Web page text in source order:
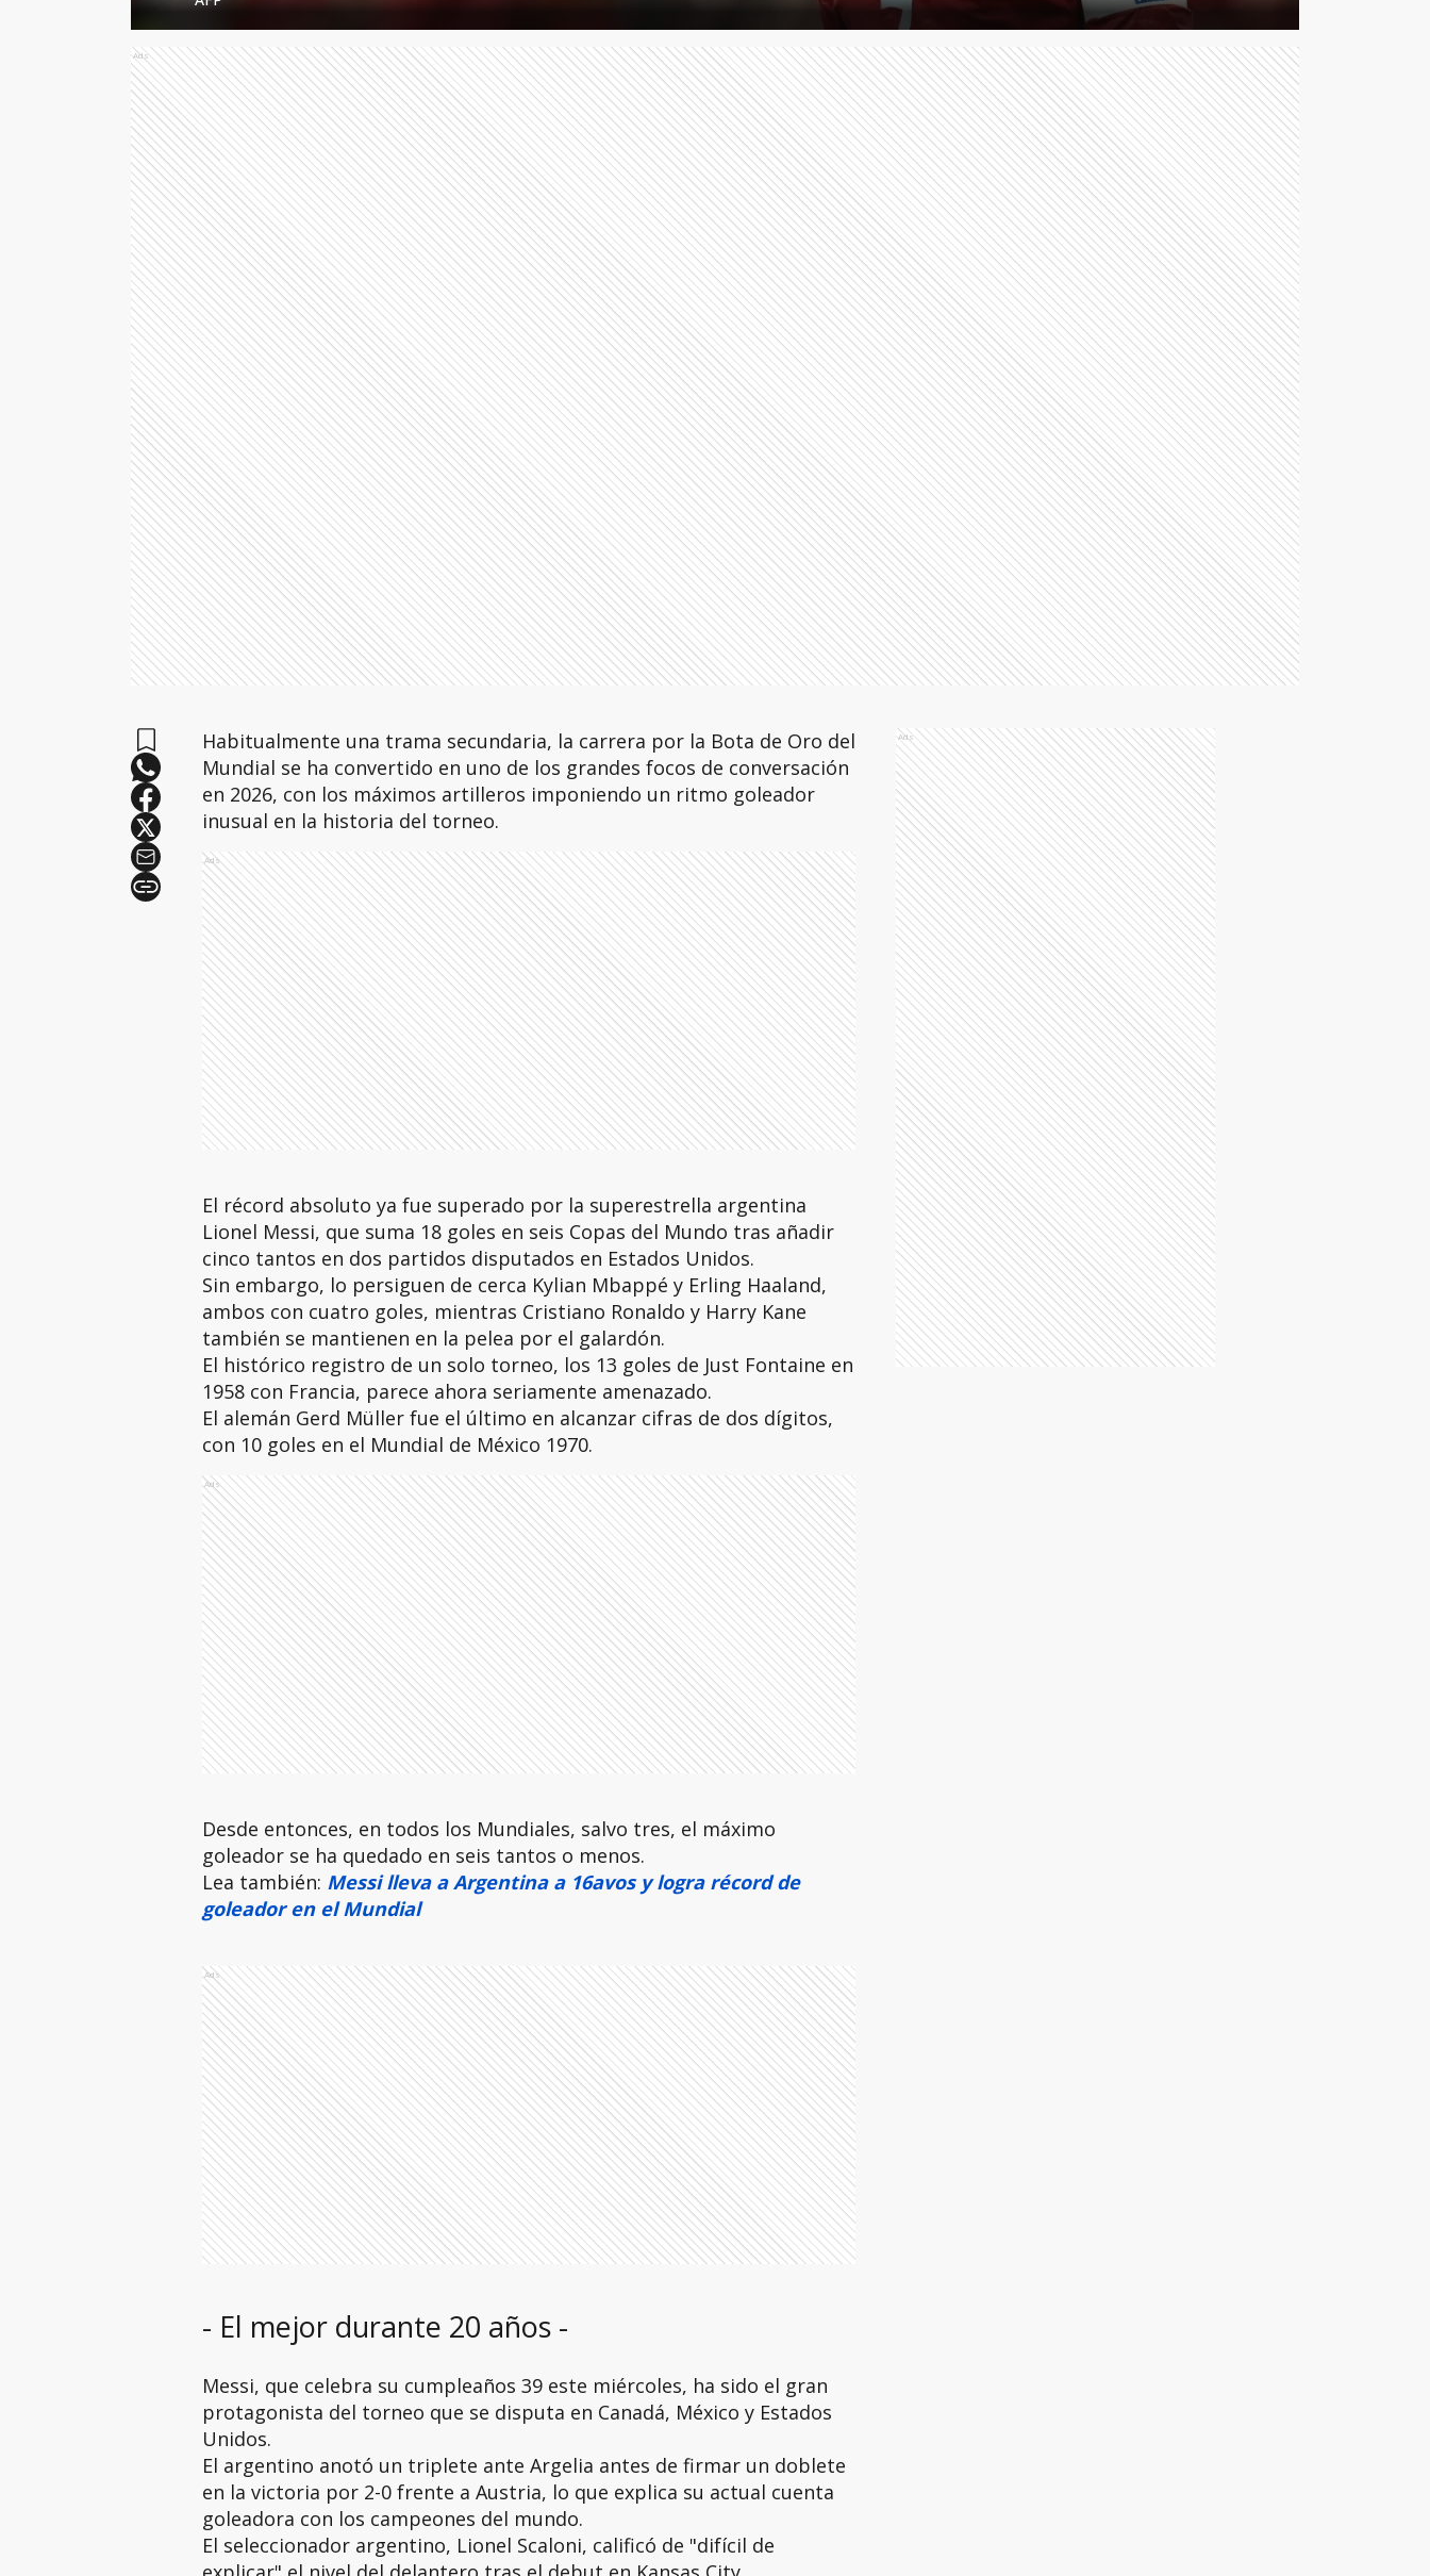
Ads
Habitualmente una trama secundaria, la carrera por la Bota de Oro del
Mundial se ha convertido en uno de los grandes focos de conversación
en 2026, con los máximos artilleros imponiendo un ritmo goleador
inusual en la historia del torneo.
Ads
El récord absoluto ya fue superado por la superestrella argentina
Lionel Messi, que suma 18 goles en seis Copas del Mundo tras añadir
cinco tantos en dos partidos disputados en Estados Unidos.
Sin embargo, lo persiguen de cerca Kylian Mbappé y Erling Haaland,
ambos con cuatro goles, mientras Cristiano Ronaldo y Harry Kane
también se mantienen en la pelea por el galardón.
El histórico registro de un solo torneo, los 13 goles de Just Fontaine en
1958 con Francia, parece ahora seriamente amenazado.
El alemán Gerd Müller fue el último en alcanzar cifras de dos dígitos,
con 10 goles en el Mundial de México 1970.
Ads
Desde entonces, en todos los Mundiales, salvo tres, el máximo
goleador se ha quedado en seis tantos o menos.
Lea también: Messi lleva a Argentina a 16avos y logra récord de
goleador en el Mundial
Ads
- El mejor durante 20 años -
Messi, que celebra su cumpleaños 39 este miércoles, ha sido el gran
protagonista del torneo que se disputa en Canadá, México y Estados
Unidos.
El argentino anotó un triplete ante Argelia antes de firmar un doblete
en la victoria por 2-0 frente a Austria, lo que explica su actual cuenta
goleadora con los campeones del mundo.
El seleccionador argentino, Lionel Scaloni, calificó de "difícil de
Ads